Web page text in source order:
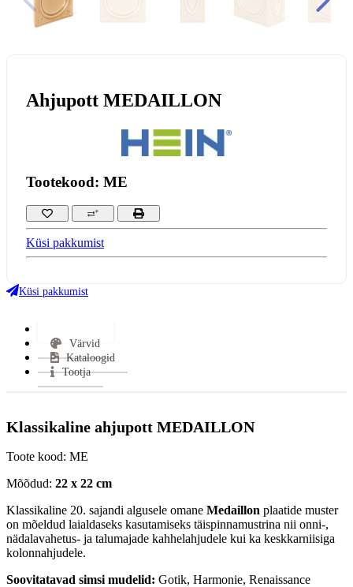
Ahjupott MEDAILLON
Tootekood: ME
Küsi pakkumist
Küsi pakkumist
Värvid
Kataloogid
Tootja
Klassikaline ahjupott MEDAILLON
Toote kood: ME
Mõõdud: 22 x 22 cm
Klassikaline 20. sajandi algusele omane Medaillon plaatide muster
on mõeldud laialdaseks kasutamiseks täispinnamustrina nii onni-,
nädalavahetus- ja talumajade kahhelahjudele kui ka keskkarniisiga
kolonnahjudele.
Soovitatavad simsi mudelid: Gotik, Harmonie, Renaissance